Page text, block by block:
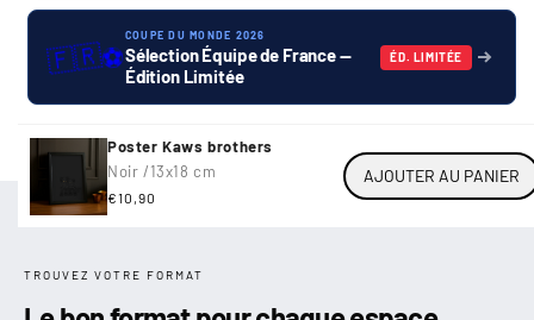
🇫🇷⚽
COUPE DU MONDE 2026
Sélection Équipe de France —
Édition Limitée
ÉD. LIMITÉE
Poster Kaws brothers
Noir /13x18 cm
Prix
€10,90
AJOUTER AU PANIER
TROUVEZ VOTRE FORMAT